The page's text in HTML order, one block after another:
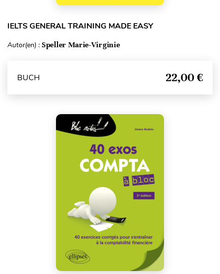
IELTS GENERAL TRAINING MADE EASY
Autor(en) : Speller Marie-Virginie
BUCH 22,00 €